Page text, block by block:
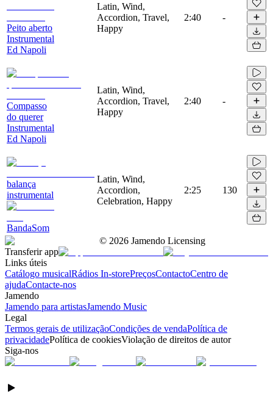
Peito aberto
Instrumental
Ed Napoli
Latin, Wind,
Accordion, Travel,
Happy
2:40 -
Compasso
do querer
Instrumental
Ed Napoli
Latin, Wind,
Accordion, Travel,
Happy
2:40 -
balança
instrumental
BandaSom
Latin, Wind,
Accordion,
Celebration, Happy
2:25 130
© 2026 Jamendo Licensing
Transferir app
Links úteis
Catálogo musicalRádios In-storePreçosContactoCentro de
ajudaContacte-nos
Jamendo
Jamendo para artistasJamendo Music
Legal
Termos gerais de utilizaçãoCondições de vendaPolítica de
privacidadePolítica de cookiesViolação de direitos de autor
Siga-nos